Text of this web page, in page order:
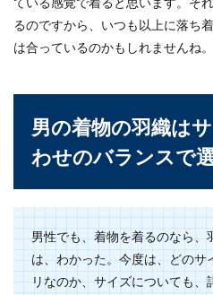
るのですから、いつも以上に落ち
は合っているのかもしれませんね。
男の着物の羽織は
わせのバランスで
男性でも、着物を着るのなら、
は、わかった。今度は、どのサ
リなのか、サイズについても、